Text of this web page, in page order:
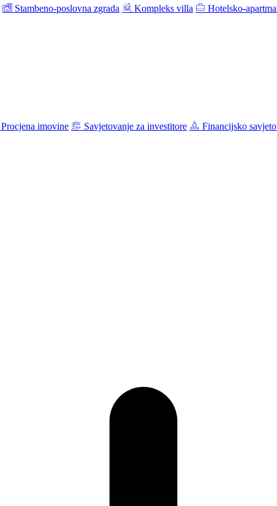
Stambeno-poslovna zgrada Kompleks villa Hotelsko-
Procjena imovine Savjetovanje za investitore Financijsko